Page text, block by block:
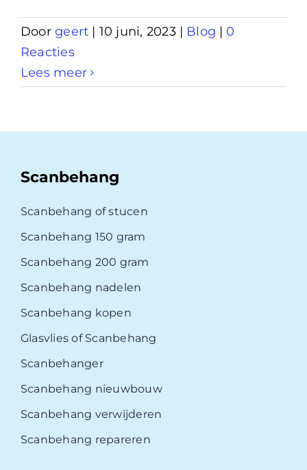
Doorgeert | 10 juni, 2023 | Blog | 0
Reacties
Lees meer
Scanbehang
Scanbehang of stucen
Scanbehang 150 gram
Scanbehang 200 gram
Scanbehang nadelen
Scanbehang kopen
Glasvlies of Scanbehang
Scanbehanger
Scanbehang nieuwbouw
Scanbehang verwijderen
Scanbehang repareren